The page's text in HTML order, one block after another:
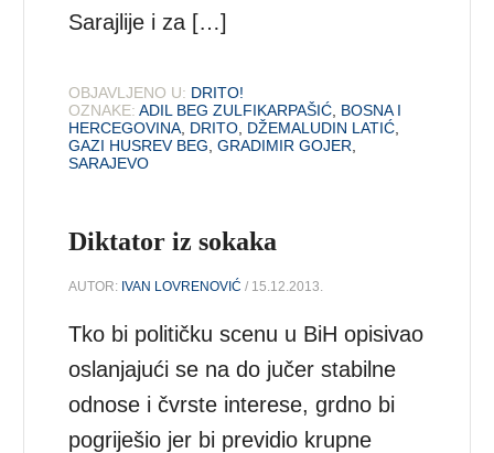
Sarajlije i za […]
OBJAVLJENO U: DRITO!
OZNAKE: ADIL BEG ZULFIKARPAŠIĆ BOSNA I
HERCEGOVINA DRITO DŽEMALUDIN LATIĆ
GAZI HUSREV BEG ,GRADIMIR GOJER
SARAJEVO
Diktator iz sokaka
AUTOR: IVAN LOVRENOVIĆ / 15.12.2013.
Tko bi političku scenu u BiH opisivao
oslanjajući se na do jučer stabilne
odnose i čvrste interese, grdno bi
pogriješio jer bi previdio krupne